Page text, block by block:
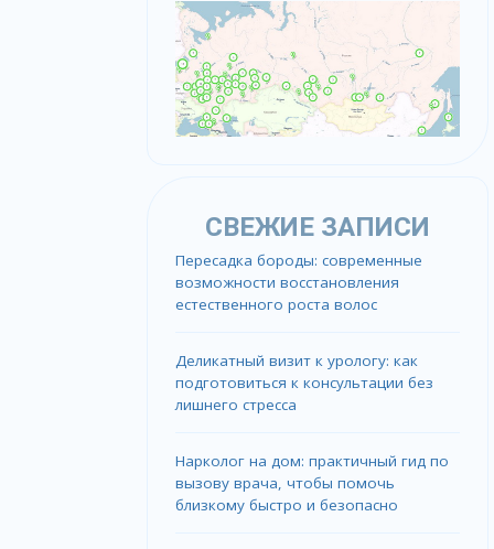
СВЕЖИЕ ЗАПИСИ
Пересадка бороды: современные
возможности восстановления
естественного роста волос
Деликатный визит к урологу: как
подготовиться к консультации без
лишнего стресса
Нарколог на дом: практичный гид по
вызову врача, чтобы помочь
близкому быстро и безопасно